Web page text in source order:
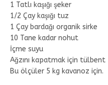
1 Tatlı kaşığı şeker
1/2 Çay kaşığı tuz
1 Çay bardağı organik sirke
10 Tane kadar nohut
İçme suyu
Ağzını kapatmak için tülbent
Bu ölçüler 5 kg kavanoz için.